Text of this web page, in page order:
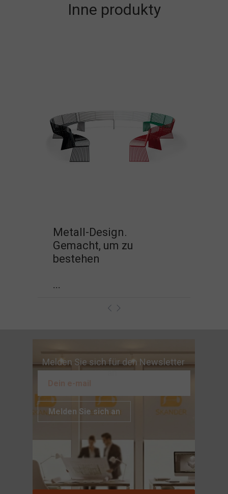
Inne produkty
Metall-Design.
Gemacht, um zu
bestehen
...
Melden Sie sich für den Newsletter
an
Melden Sie sich an